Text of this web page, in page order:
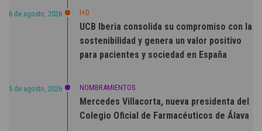
6 de agosto, 2026 I+D
UCB Iberia consolida su compromiso con la
sostenibilidad y genera un valor positivo
para pacientes y sociedad en España
5 de agosto, 2026 NOMBRAMIENTOS
Mercedes Villacorta, nueva presidenta del
Colegio Oficial de Farmacéuticos de Álava